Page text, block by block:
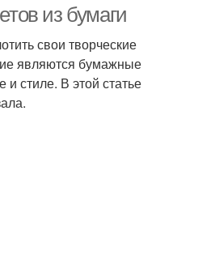
из бумаги
свои творческие
являются бумажные
стиле. В этой статье